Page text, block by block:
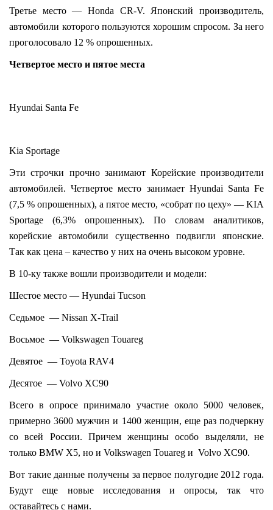
Третье место — Honda CR-V. Японский производитель,
автомобили которого пользуются хорошим спросом. За него
проголосовало 12 % опрошенных.
Четвертое место и пятое места
Hyundai Santa Fe
Kia Sportage
Эти строчки прочно занимают Корейские производители
автомобилей. Четвертое место занимает Hyundai Santa Fe
(7,5 % опрошенных), а пятое место, «собрат по цеху» — KIA
Sportage (6,3% опрошенных). По словам аналитиков,
корейские автомобили существенно подвигли японские.
Так как цена – качество у них на очень высоком уровне.
В 10-ку также вошли производители и модели:
Шестое место — Hyundai Tucson
Седьмое — Nissan X-Trail
Восьмое — Volkswagen Touareg
Девятое — Toyota RAV4
Десятое — Volvo XC90
Всего в опросе принимало участие около 5000 человек,
примерно 3600 мужчин и 1400 женщин, еще раз подчеркну
со всей России. Причем женщины особо выделяли, не
только BMW X5, но и Volkswagen Touareg и Volvo XC90.
Вот такие данные получены за первое полугодие 2012 года.
Будут еще новые исследования и опросы, так что
оставайтесь с нами.